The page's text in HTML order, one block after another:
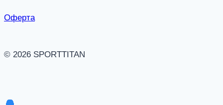
Оферта
© 2026 SPORTTITAN